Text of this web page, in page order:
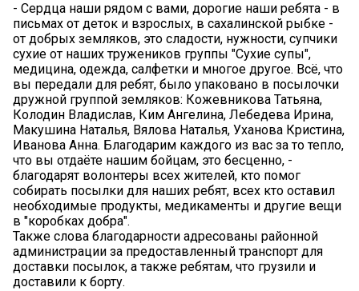
- Сердца наши рядом с вами, дорогие наши ребята - в
письмах от деток и взрослых, в сахалинской рыбке -
от добрых земляков, это сладости, нужности, супчики
сухие от наших тружеников группы "Сухие супы",
медицина, одежда, салфетки и многое другое. Всё, что
вы передали для ребят, было упаковано в посылочки
дружной группой земляков: Кожевникова Татьяна,
Колодин Владислав, Ким Ангелина, Лебедева Ирина,
Макушина Наталья, Вялова Наталья, Уханова Кристина,
Иванова Анна. Благодарим каждого из вас за то тепло,
что вы отдаёте нашим бойцам, это бесценно, -
благодарят волонтеры всех жителей, кто помог
собирать посылки для наших ребят, всех кто оставил
необходимые продукты, медикаменты и другие вещи
в "коробках добра".
Также слова благодарности адресованы районной
администрации за предоставленный транспорт для
доставки посылок, а также ребятам, что грузили и
доставили к борту.